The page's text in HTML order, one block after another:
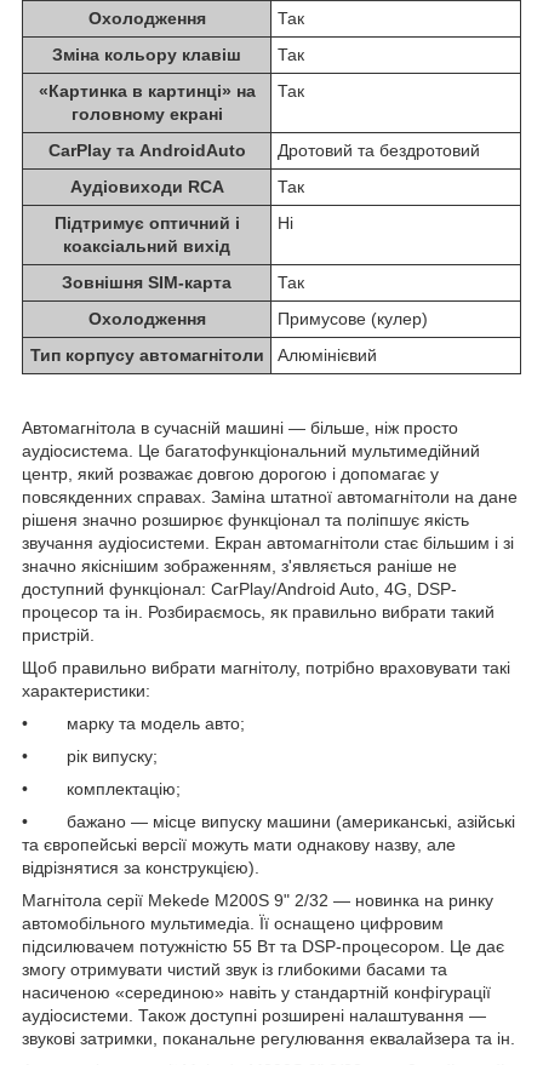
Охолодження
Так
Зміна кольору клавіш
Так
«Картинка в картинці» на
головному екрані
Так
CarPlay та AndroidAuto
Дротовий та бездротовий
Аудіовиходи RCA
Так
Підтримує оптичний і
коаксіальний вихід
Ні
Зовнішня SIM-карта
Так
Охолодження
Примусове (кулер)
Тип корпусу автомагнітоли
Алюмінієвий
Автомагнітола в сучасній машині — більше, ніж просто
аудіосистема. Це багатофункціональний мультимедійний
центр, який розважає довгою дорогою і допомагає у
повсякденних справах. Заміна штатної автомагнітоли на дане
рішеня значно розширює функціонал та поліпшує якість
звучання аудіосистеми. Екран автомагнітоли стає більшим і зі
значно якіснішим зображенням, з'являється раніше не
доступний функціонал: CarPlay/Android Auto, 4G, DSP-
процесор та ін. Розбираємось, як правильно вибрати такий
пристрій.
Щоб правильно вибрати магнітолу, потрібно враховувати такі
характеристики:
• марку та модель авто;
• рік випуску;
• комплектацію;
• бажано — місце випуску машини (американські, азійські
та європейські версії можуть мати однакову назву, але
відрізнятися за конструкцією).
Магнітола серії Mekede M200S 9" 2/32 — новинка на ринку
автомобільного мультимедіа. Її оснащено цифровим
підсилювачем потужністю 55 Вт та DSP-процесором. Це дає
змогу отримувати чистий звук із глибокими басами та
насиченою «серединою» навіть у стандартній конфігурації
аудіосистеми. Також доступні розширені налаштування —
звукові затримки, поканальне регулювання еквалайзера та ін.